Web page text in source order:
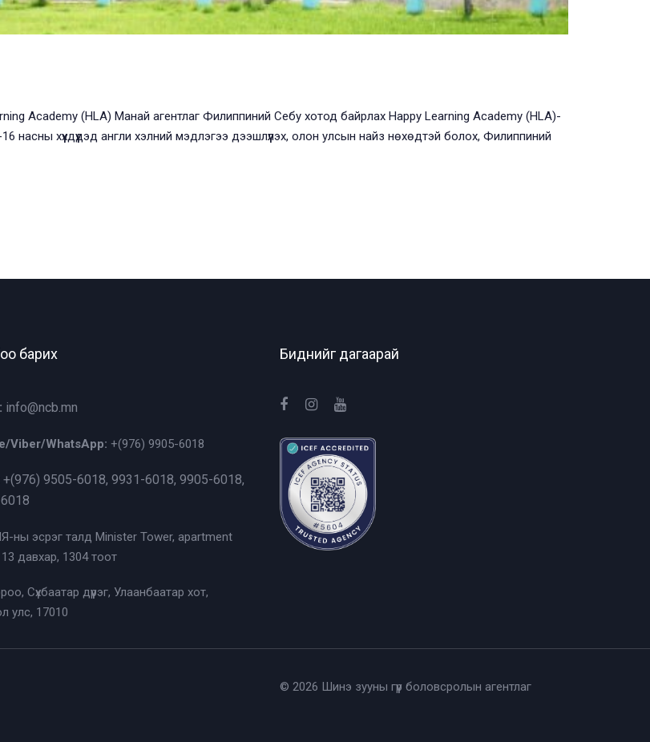
Academy (HLA) Манай агентлаг Филиппиний Себу хотод байрлах Happy Learning Academy (HLA)-
насны хүүхдүүдэд англи хэлний мэдлэгээ дээшлүүлэх, олон улсын найз нөхөдтэй болох, Филиппиний
барих
info@ncb.mn
Viber/WhatsApp: +(976) 9905-6018
+(976) 9505-6018, 9931-6018, 9905-6018,
ны эсрэг талд Minister Tower, apartment
13 давхар, 1304 тоот
Сүхбаатар дүүрэг, Улаанбаатар хот,
улс, 17010
Биднийг дагаарай
© 2026 Шинэ зууны гүүр боловсролын агентлаг